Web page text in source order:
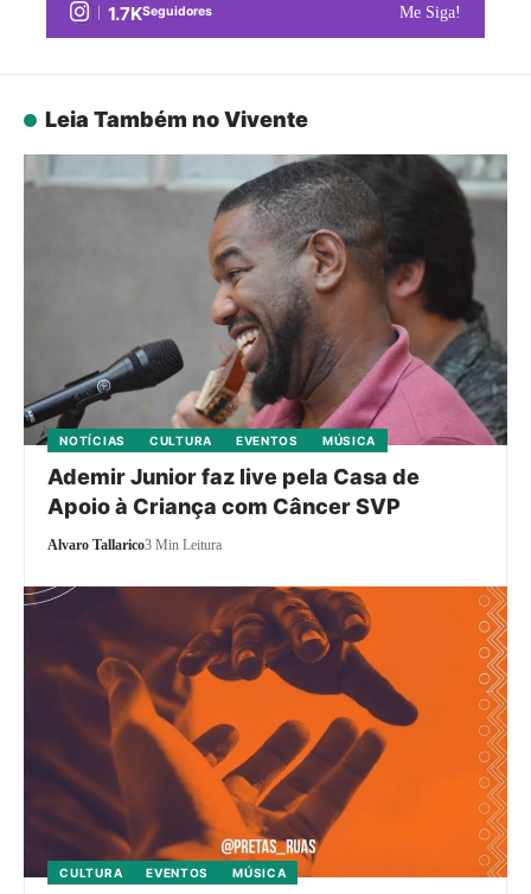
1.7KSeguidores Me Siga!
Leia Também no Vivente
NOTÍCIAS CULTURA EVENTOS MÚSICA
Ademir Junior faz live pela Casa de
Apoio à Criança com Câncer SVP
Alvaro Tallarico3 Min Leitura
CULTURA EVENTOS MÚSICA